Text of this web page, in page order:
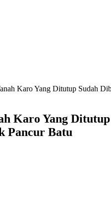
Karo Yang Ditutup Sudah
Karo Yang
Pancur Batu